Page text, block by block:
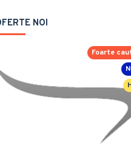
NOI
Foarte